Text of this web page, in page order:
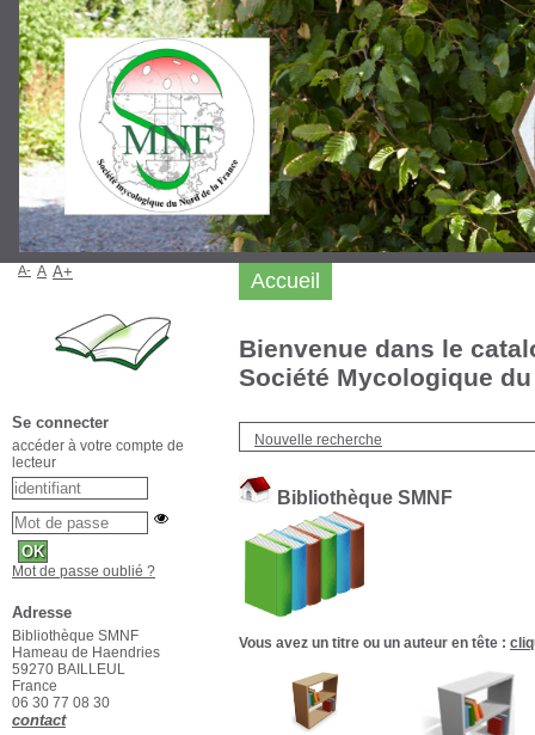
Bienvenue dans le
Société Mycologique
Nouvelle recherche
Bibliothèque SMNF
Vous avez un titre ou un auteur en tête :
Accueil
A- A A+
Se connecter
accéder à votre compte de
lecteur
Mot de passe oublié ?
Adresse
Bibliothèque SMNF
Hameau de Haendries
59270 BAILLEUL
France
06 30 77 08 30
contact